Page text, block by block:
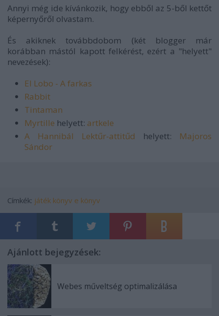
Annyi még ide kívánkozik, hogy ebből az 5-ből kettőt
képernyőről olvastam.
És akiknek továbbdobom (két blogger már
korábban mástól kapott felkérést, ezért a "helyett"
nevezések):
El Lobo - A farkas
Rabbit
Tintaman
Myrtille helyett: artkele
A Hannibál Lektűr-attitűd helyett: Majoros
Sándor
Címkék: játék könyv e könyv
Ajánlott bejegyzések:
Webes műveltség optimalizálása